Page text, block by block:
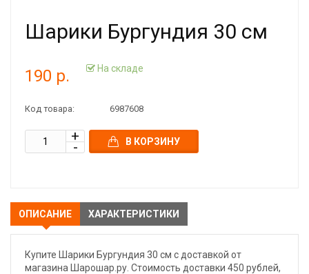
Шарики Бургундия 30 см
190 р. На складе
Код товара: 6987608
В КОРЗИНУ
ОПИСАНИЕ ХАРАКТЕРИСТИКИ
Купите Шарики Бургундия 30 см с доставкой от
магазина Шарошар.ру. Стоимость доставки 450 рублей,